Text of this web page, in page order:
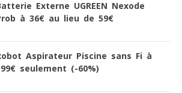
Externe UGREEN Nexode
à 36€ au lieu de 59€
Aspirateur Piscine sans Fi à
seulement (-60%)